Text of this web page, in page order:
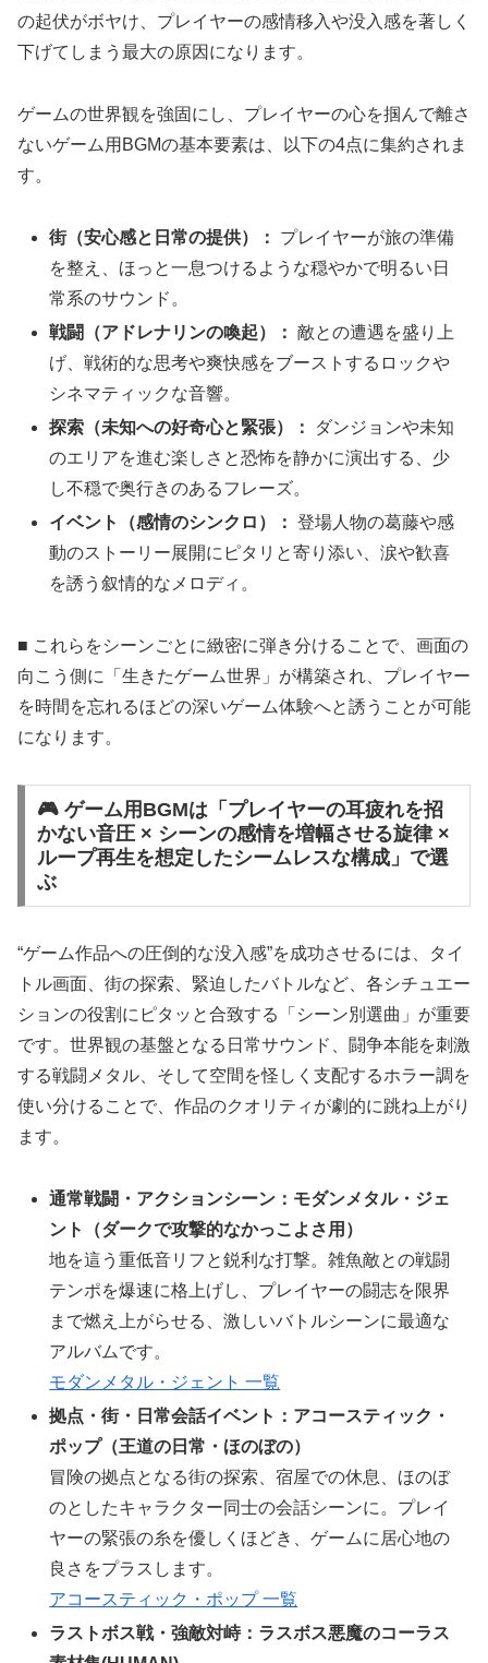
の起伏がボヤけ、プレイヤーの感情移入や没入感を著しく
下げてしまう最大の原因になります。
ゲームの世界観を強固にし、プレイヤーの心を掴んで離さ
ないゲーム用BGMの基本要素は、以下の4点に集約されま
す。
街（安心感と日常の提供）：
プレイヤーが旅の準備
を整え、ほっと一息つけるような穏やかで明るい日
常系のサウンド。
戦闘（アドレナリンの喚起）： 敵との遭遇を盛り上
げ、戦術的な思考や爽快感をブーストするロックや
シネマティックな音響。
探索（未知への好奇心と緊張）：
ダンジョンや未知
のエリアを進む楽しさと恐怖を静かに演出する、少
し不穏で奥行きのあるフレーズ。
イベント（感情のシンクロ）： 登場人物の葛藤や感
動のストーリー展開にピタリと寄り添い、涙や歓喜
を誘う叙情的なメロディ。
■ これらをシーンごとに緻密に弾き分けることで、画面の
向こう側に「生きたゲーム世界」が構築され、プレイヤー
を時間を忘れるほどの深いゲーム体験へと誘うことが可能
になります。
🎮 ゲーム用BGMは「プレイヤーの耳疲れを招
かない音圧 × シーンの感情を増幅させる旋律 ×
ループ再生を想定したシームレスな構成」で選
ぶ
“ゲーム作品への圧倒的な没入感”を成功させるには、タイ
トル画面、街の探索、緊迫したバトルなど、各シチュエー
ションの役割にピタッと合致する「シーン別選曲」が重要
です。世界観の基盤となる日常サウンド、闘争本能を刺激
する戦闘メタル、そして空間を怪しく支配するホラー調を
使い分けることで、作品のクオリティが劇的に跳ね上がり
ます。
通常戦闘・アクションシーン：モダンメタル・ジェ
ント（ダークで攻撃的なかっこよさ用）
地を這う重低音リフと鋭利な打撃。雑魚敵との戦闘
テンポを爆速に格上げし、プレイヤーの闘志を限界
まで燃え上がらせる、激しいバトルシーンに最適な
アルバムです。
モダンメタル・ジェント 一覧
拠点・街・日常会話イベント：アコースティック・
ポップ（王道の日常・ほのぼの）
冒険の拠点となる街の探索、宿屋での休息、ほのぼ
のとしたキャラクター同士の会話シーンに。プレイ
ヤーの緊張の糸を優しくほどき、ゲームに居心地の
良さをプラスします。
アコースティック・ポップ 一覧
ラストボス戦・強敵対峙：ラスボス悪魔のコーラス